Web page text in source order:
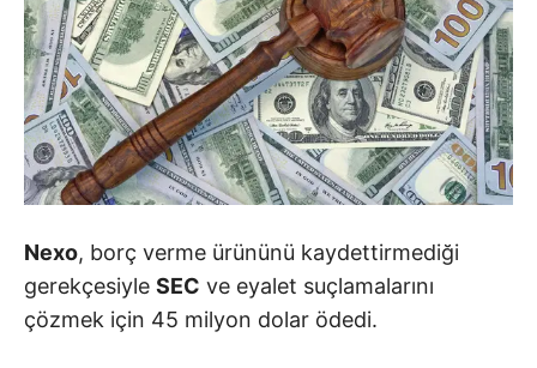
Nexo, borç verme ürününü kaydettirmediği
gerekçesiyle SEC ve eyalet suçlamalarını
çözmek için 45 milyon dolar ödedi.